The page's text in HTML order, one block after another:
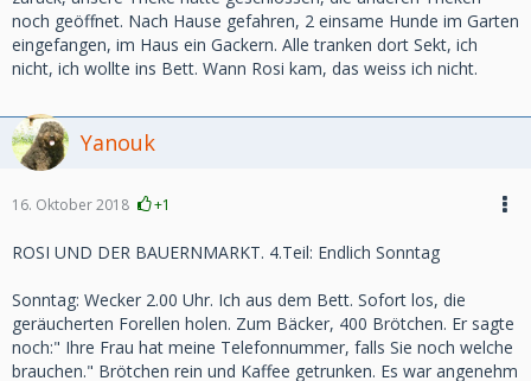
noch geöffnet. Nach Hause gefahren, 2 einsame Hunde im Garten
eingefangen, im Haus ein Gackern. Alle tranken dort Sekt, ich
nicht, ich wollte ins Bett. Wann Rosi kam, das weiss ich nicht.
Yanouk
16. Oktober 2018 +1
ROSI UND DER BAUERNMARKT. 4.Teil: Endlich Sonntag
Sonntag: Wecker 2.00 Uhr. Ich aus dem Bett. Sofort los, die
geräucherten Forellen holen. Zum Bäcker, 400 Brötchen. Er sagte
noch:" Ihre Frau hat meine Telefonnummer, falls Sie noch welche
brauchen." Brötchen rein und Kaffee getrunken. Es war angenehm